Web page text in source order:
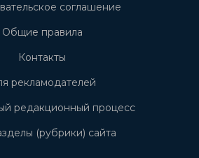
соглашение
Общие правила
Контакты
рекламодателей
редакционный процесс
(рубрики) сайта